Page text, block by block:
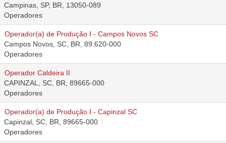
Campinas, SP, BR, 13050-089
Operadores
Operador(a) de Produção I - Campos Novos SC
Campos Novos, SC, BR, 89.620-000
Operadores
Operador Caldeira II
CAPINZAL, SC, BR, 89665-000
Operadores
Operador(a) de Produção I - Capinzal SC
Capinzal, SC, BR, 89665-000
Operadores